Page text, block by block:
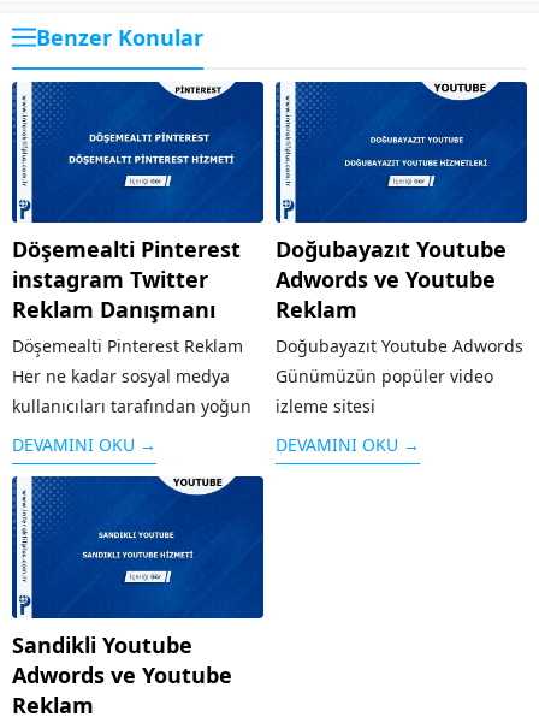
Benzer Konular
Döşemealti Pinterest
instagram Twitter
Reklam Danışmanı
Döşemealti Pinterest Reklam
Her ne kadar sosyal medya
kullanıcıları tarafından yoğun
bir şekilde kullanılmasa da
özellikle grafik / görsel
aramaları için sık kullanılan bir
platform olan Pinterest’te yer
almak işletmenizi öne
çıkaracaktır. Özellikle
Pinterest’in kitlesine...
DEVAMINI OKU →
Doğubayazıt Youtube
Adwords ve Youtube
Reklam
Doğubayazıt Youtube Adwords
Günümüzün popüler video
izleme sitesi
olan Youtube ,geniş bir kitleye
hitap etmektedir. Benzerlerine
DEVAMINI OKU →
Sandikli Youtube
Adwords ve Youtube
Reklam